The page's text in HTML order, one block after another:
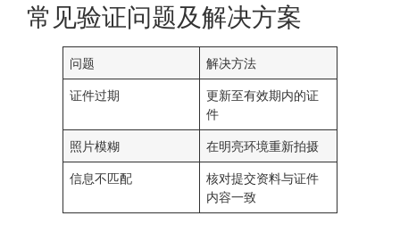
常见验证问题及解决方案
问题 解决方法
证件过期
更新至有效期内的证
件
照片模糊 在明亮环境重新拍摄
信息不匹配
核对提交资料与证件
内容一致